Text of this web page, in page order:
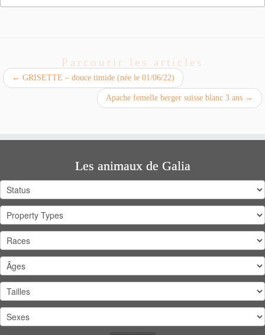
Parcourir les articles
← GRISETTE – douce timide (née le 01/06/22)
Apache femelle berger suisse blanc 3 ans →
Les animaux de Galia